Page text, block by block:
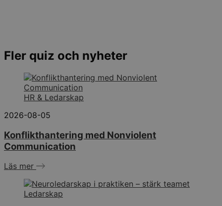
Fler quiz och nyheter
HR & Ledarskap
2026-08-05
Konflikthantering med Nonviolent
Communication
Läs mer
Ledarskap